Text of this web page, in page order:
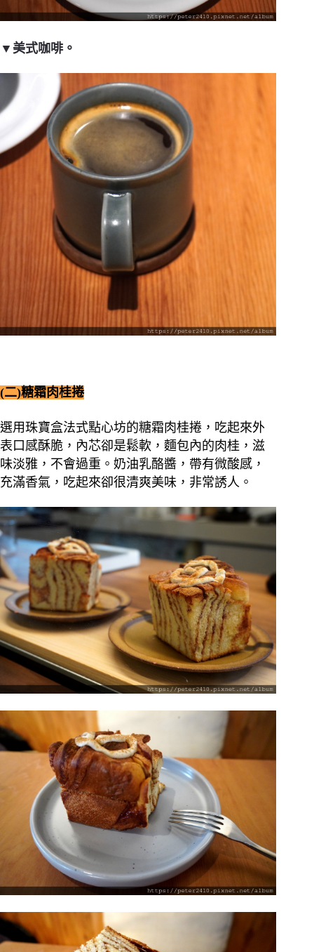
▼美式咖啡。
(二)糖霜肉桂捲
選用珠寶盒法式點心坊的糖霜肉桂捲，吃起來外
表口感酥脆，內芯卻是鬆軟，麵包內的肉桂，滋
味淡雅，不會過重。奶油乳酪醬，帶有微酸感，
充滿香氣，吃起來卻很清爽美味，非常誘人。